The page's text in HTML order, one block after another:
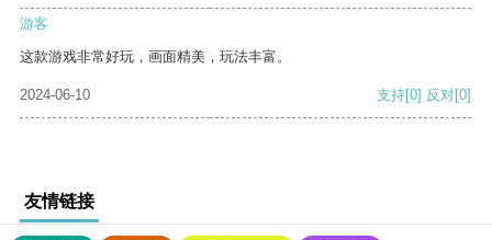
游客
这款游戏非常好玩，画面精美，玩法丰富。
2024-06-10 支持[0] 反对[0]
友情链接